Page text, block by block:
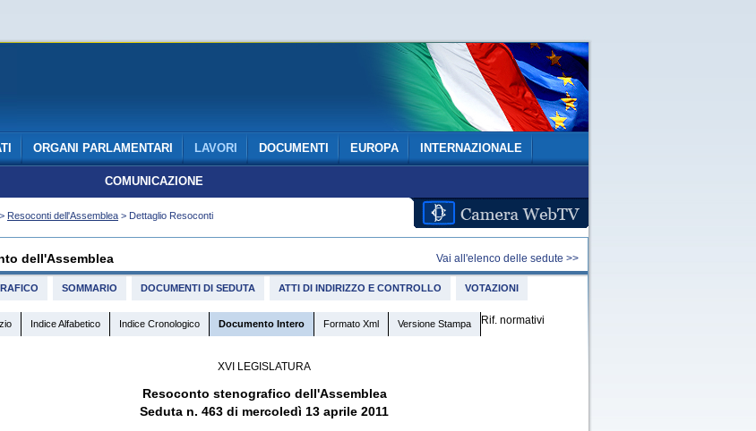
ORGANI PARLAMENTARI LAVORI DOCUMENTI EUROPA INTERNAZIONALE
COMUNICAZIONE
> Resoconti dell'Assemblea > Dettaglio Resoconti
dell'Assemblea Vai all'elenco delle sedute >>
SOMMARIO DOCUMENTI DI SEDUTA ATTI DI INDIRIZZO E CONTROLLO VOTAZIONI
Indice Alfabetico Indice Cronologico Documento Intero Formato Xml Versione Stampa Rif. normativi
XVI LEGISLATURA
Resoconto stenografico dell'Assemblea
Seduta n. 463 di mercoledì 13 aprile 2011